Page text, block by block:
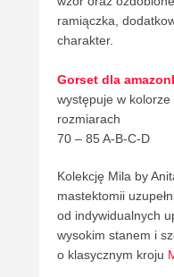
ramiączka,
charakter.
Gorset dla
występuje w
rozmiarach
70 – 85 A-B-C-D
Kolekcję Mila by
mastektomii
od indywidualnych
wysokim stanem i
o klasycznym kroju